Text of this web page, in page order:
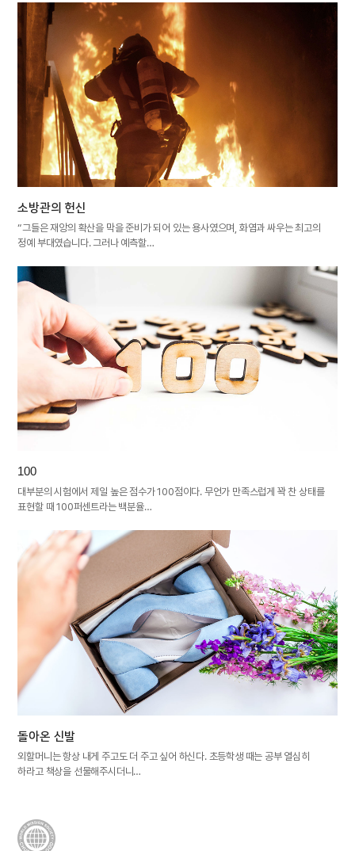
소방관의 헌신
“그들은 재앙의 확산을 막을 준비가 되어 있는 용사였으며, 화염과 싸우는 최고의
정예 부대였습니다. 그러나 예측할…
100
대부분의 시험에서 제일 높은 점수가 100점이다. 무언가 만족스럽게 꽉 찬 상태를
표현할 때 100퍼센트라는 백분율…
돌아온 신발
외할머니는 항상 내게 주고도 더 주고 싶어 하신다. 초등학생 때는 공부 열심히
하라고 책상을 선물해주시더니…